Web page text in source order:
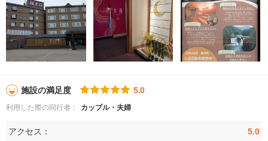
施設の満足度 5.0
利用した際の同行者： カップル・夫婦
アクセス： 5.0